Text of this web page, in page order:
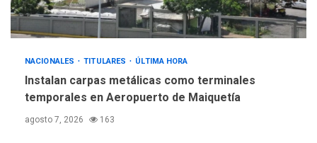
5
debate principios no
nucleares
NACIONALES TITULARES ÚLTIMA HORA
Instalan carpas metálicas como terminales
temporales en Aeropuerto de Maiquetía
agosto 7, 2026 163